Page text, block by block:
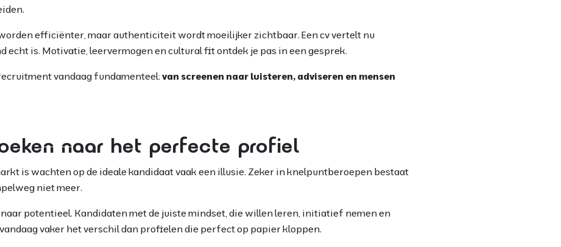
efficiënter, maar authenticiteit wordt moeilijker zichtbaar. Een cv vertelt nu
echt is. Motivatie, leervermogen en cultural fit ontdek je pas in een gesprek.
vandaag fundamenteel: van screenen naar luisteren, adviseren en mensen
naar het perfecte profiel
is wachten op de ideale kandidaat vaak een illusie. Zeker in knelpuntberoepen bestaat
niet meer.
potentieel. Kandidaten met de juiste mindset, die willen leren, initiatief nemen en
vaker het verschil dan profielen die perfect op papier kloppen.